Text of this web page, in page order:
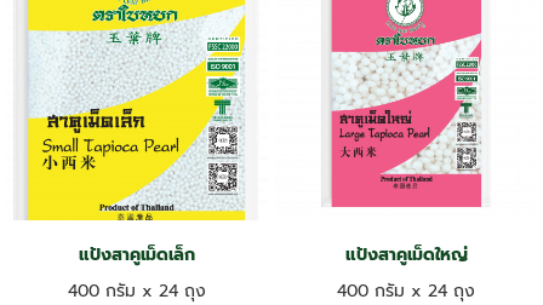
แป้งสาคูเม็ดเล็ก
400 กรัม x 24 ถุง
แป้งสาคูเม็ดใหญ่
400 กรัม x 24 ถุง